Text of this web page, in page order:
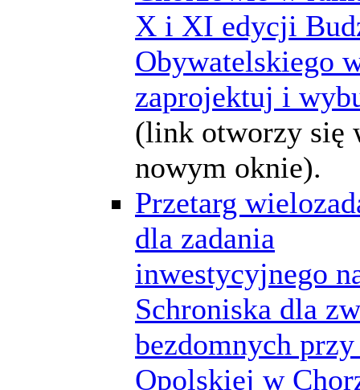
X i XI edycji
Obywatelskiego
zaprojektuj i
(link otworzy się
nowym oknie).
Przetarg
dla zadania
inwestycyjnego
Schroniska dla
bezdomnych
Opolskiej w